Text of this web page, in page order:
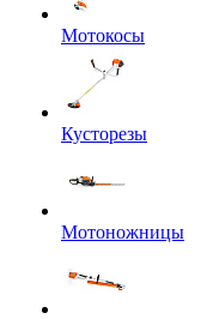
Мотокосы
Кусторезы
Мотоножницы